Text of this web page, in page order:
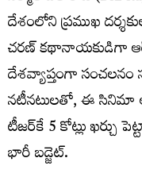
దేశంలోని ప్రముఖ
చరణ్​ కథానాయకుడిగా
దేశవ్యాప్తంగా
నటీనటులతో, ఈ సినిమా
టీజర్​కే 5 కోట్లు ఖర్చు
భారీ బడ్జెట్​.